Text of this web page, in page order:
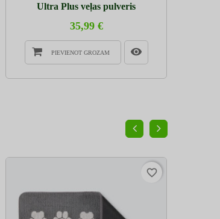
Ultra Plus veļas pulveris
35,99 €
PIEVIENOT GROZAM
favorite_border